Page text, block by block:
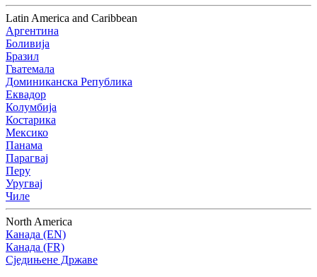
Latin America and Caribbean
Аргентина
Боливија
Бразил
Гватемала
Доминиканска Република
Еквадор
Колумбија
Костарика
Мексико
Панама
Парагвај
Перу
Уругвај
Чиле
North America
Канада (EN)
Канада (FR)
Сједињене Државе